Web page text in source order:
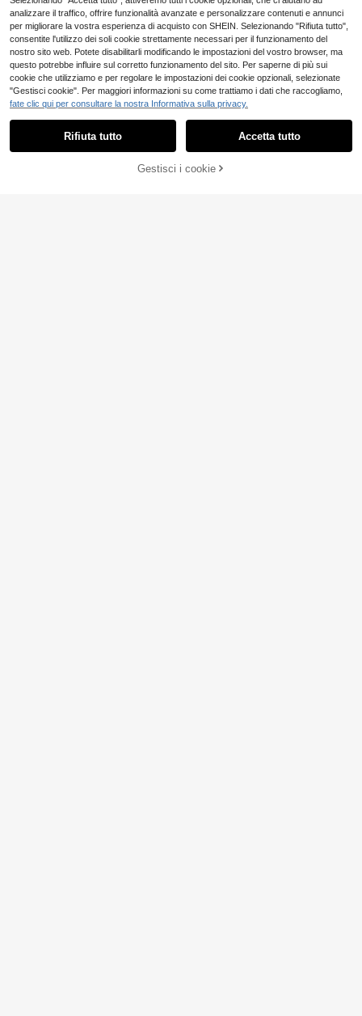
COMPRA ORA
analizzare il traffico, offrire funzionalità avanzate e personalizzare contenuti e annunci
per migliorare la vostra esperienza di acquisto con SHEIN. Selezionando "Rifiuta tutto",
consentite l'utilizzo dei soli cookie strettamente necessari per il funzionamento del
nostro sito web. Potete disabilitarli modificando le impostazioni del vostro browser, ma
questo potrebbe influire sul corretto funzionamento del sito. Per saperne di più sui
cookie che utilizziamo e per regolare le impostazioni dei cookie opzionali, selezionate
"Gestisci cookie". Per maggiori informazioni su come trattiamo i dati che raccogliamo,
fate clic qui per consultare la nostra Informativa sulla privacy.
Rifiuta tutto Accetta tutto
Gestisci i cookie